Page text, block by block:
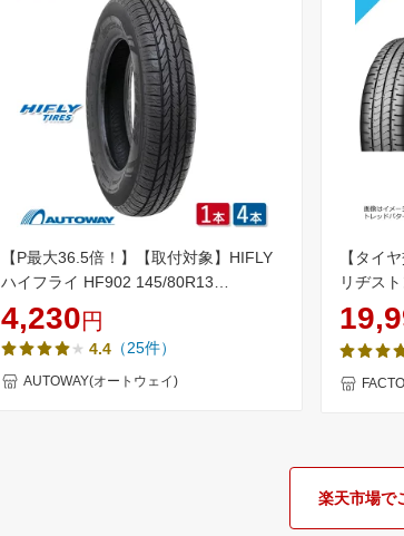
【P最大36.5倍！】【取付対象】HIFLY
ハイフライ HF902 145/80R13
(145/80/13 145-80-13 145/80-13) サマ
ータイヤ 夏タイヤ 単品 2本 4本 13イン
チ
4,230円
4.4 （25件）
AUTOWAY(オートウェイ)
【タイ
リヂス
マータ
楽天市場で